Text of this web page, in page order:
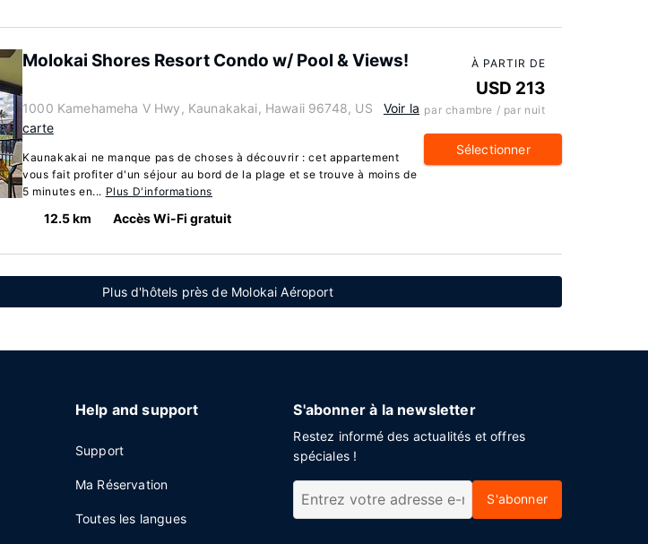
Molokai Shores Resort Condo w/ Pool & Views!
1000 Kamehameha V Hwy, Kaunakakai, Hawaii 96748, US
Voir la
carte
Kaunakakai ne manque pas de choses à découvrir : cet appartement
vous fait profiter d'un séjour au bord de la plage et se trouve à moins de
5 minutes en... Plus D'informations
12.5 km Accès Wi-Fi gratuit
À PARTIR DE
USD 213
par chambre / par nuit
Sélectionner
Plus d'hôtels près de Molokai Aéroport
Help and support
Support
Ma Réservation
Toutes les langues
S'abonner à la newsletter
Restez informé des actualités et offres
spéciales !
S'abonner